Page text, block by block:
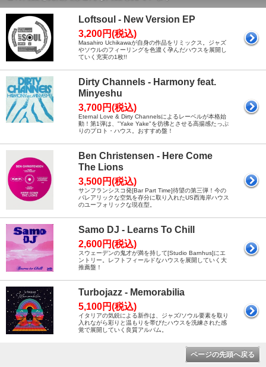
Loftsoul - New Version EP
3,200円(税込)
Masahiro Uchikawaが自身の作品をリミックス。ジャズ
やソウルのフィーリングを色濃く孕んだハウスを展開し
ていく充実の1枚!!
Dirty Channels - Harmony feat.
Minyeshu
3,700円(税込)
Eternal Love & Dirty Channelsによるレーベルが本格始
動！第1弾は、"Yake Yake"を彷彿とさせる高揚感たっぷ
りのプロト・ハウス。おすすめ盤！
Ben Christensen - Here Come
The Lions
3,500円(税込)
サンフランシスコ発[Bar Part Time]待望の第三弾！今の
バレアリックな空気を存分に取り入れたUS西海岸ハウス
のユーフォリックな現在型。
Samo DJ - Learns To Chill
2,600円(税込)
スウェーデンの鬼才が満を持して[Studio Barnhus]にエ
ントリー。レフトフィールドなハウスを展開していく大
推薦盤！
Turbojazz - Memorabilia
5,100円(税込)
イタリアの気鋭による新作は、ジャズ/ソウル要素を取り
入れながら彩りと温もりを帯びたハウスを洗練された感
覚で展開していく良質アルバム。
ページの先頭へ戻る